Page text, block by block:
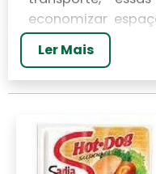
economizar
danos. Neste
tipos de
maneira eficaz em
TIPOS DE
Ler Mais